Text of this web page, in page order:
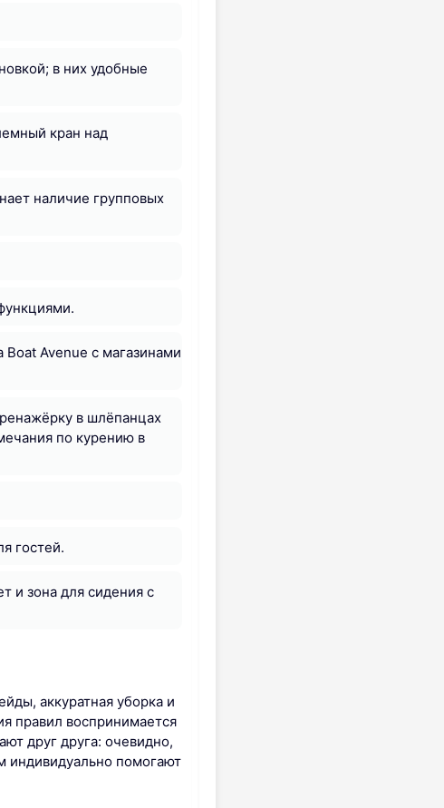
в них удобные
кран над
наличие групповых
Avenue с магазинами
в шлёпанцах
по курению в
гостей.
и зона для сидения с
аккуратная уборка и
правил воспринимается
друг друга: очевидно,
индивидуально помогают